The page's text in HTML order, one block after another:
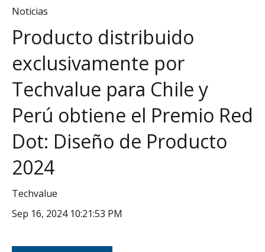
Noticias
Producto distribuido
exclusivamente por
Techvalue para Chile y
Perú obtiene el Premio Red
Dot: Diseño de Producto
2024
Techvalue
Sep 16, 2024 10:21:53 PM